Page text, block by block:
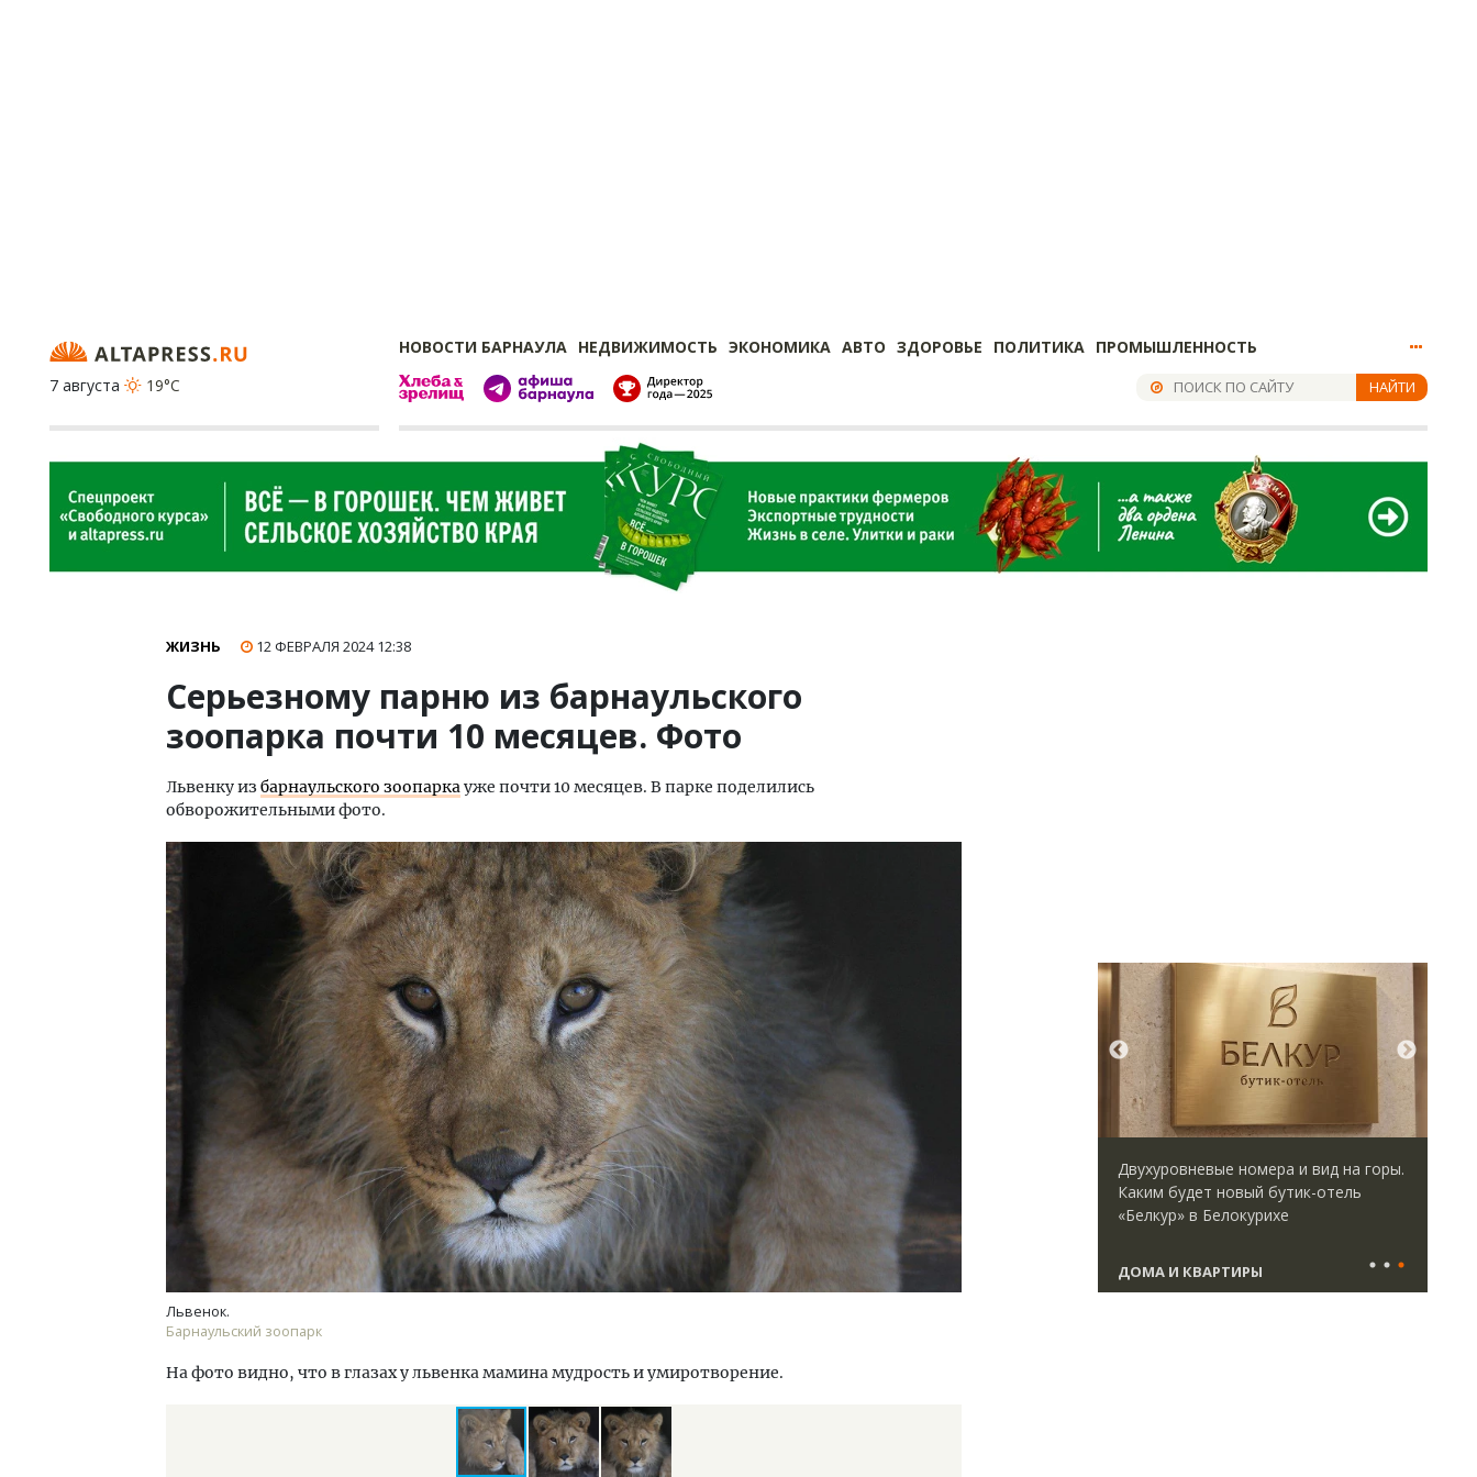
НОВОСТИ БАРНАУЛА НЕДВИЖИМОСТЬ ЭКОНОМИКА АВТО ЗДОРОВЬЕ ПОЛИТИКА ПРОМЫШЛЕННОСТЬ
7 августа
19°C НАЙТИ
ЖИЗНЬ 12 ФЕВРАЛЯ 202412:38
Серьезному парню из барнаульского
зоопарка почти 10 месяцев. Фото
Львенку избарнаульского зоопаркауже почти 10 месяцев. В парке поделились
обворожительными фото.
Львенок.
Барнаульский зоопарк
На фото видно, что в глазах у львенка мамина мудрость и умиротворение.
Двухуровневые номера и вид на горы.
Каким будет новый бутик-отель
«Белкур» в Белокурихе
ДОМА И КВАРТИРЫ
Архитектурный код начинается с
земли. Мощение крупноформатными
плитами становится новым
стандартом благоустройства
СТРОИТЕЛЬСТВО
Смелость архитектурных идей.
Генеральный директор компании
ЗИАС — об эстетике городов,
трендах в фасадах и развитии рынка
СТРОИТЕЛЬСТВО
Двухуровневые номера и вид на горы.
Каким будет новый бутик-отель
«Белкур» в Белокурихе
ДОМА И КВАРТИРЫ